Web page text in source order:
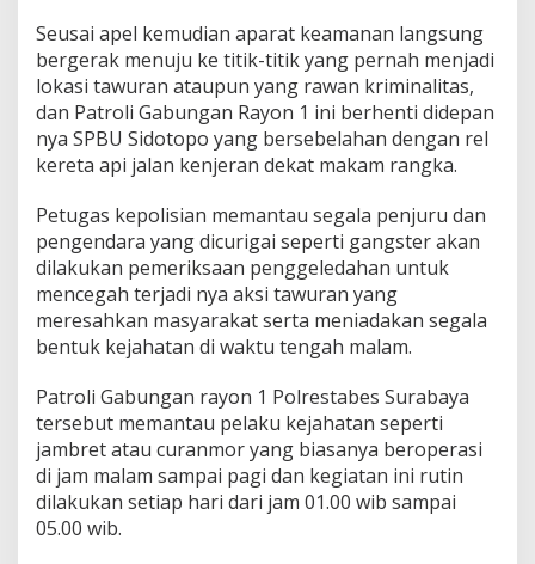
r
i
P
a
n
a
u
e
l
a
k
u
K
e
a
h
t
a
n
Seusai apel kemudian aparat keamanan langsung
bergerak menuju ke titik-titik yang pernah menjadi
lokasi tawuran ataupun yang rawan kriminalitas,
dan Patroli Gabungan Rayon 1 ini berhenti didepan
nya SPBU Sidotopo yang bersebelahan dengan rel
kereta api jalan kenjeran dekat makam rangka.
Petugas kepolisian memantau segala penjuru dan
pengendara yang dicurigai seperti gangster akan
dilakukan pemeriksaan penggeledahan untuk
mencegah terjadi nya aksi tawuran yang
meresahkan masyarakat serta meniadakan segala
bentuk kejahatan di waktu tengah malam.
Patroli Gabungan rayon 1 Polrestabes Surabaya
tersebut memantau pelaku kejahatan seperti
jambret atau curanmor yang biasanya beroperasi
di jam malam sampai pagi dan kegiatan ini rutin
dilakukan setiap hari dari jam 01.00 wib sampai
05.00 wib.